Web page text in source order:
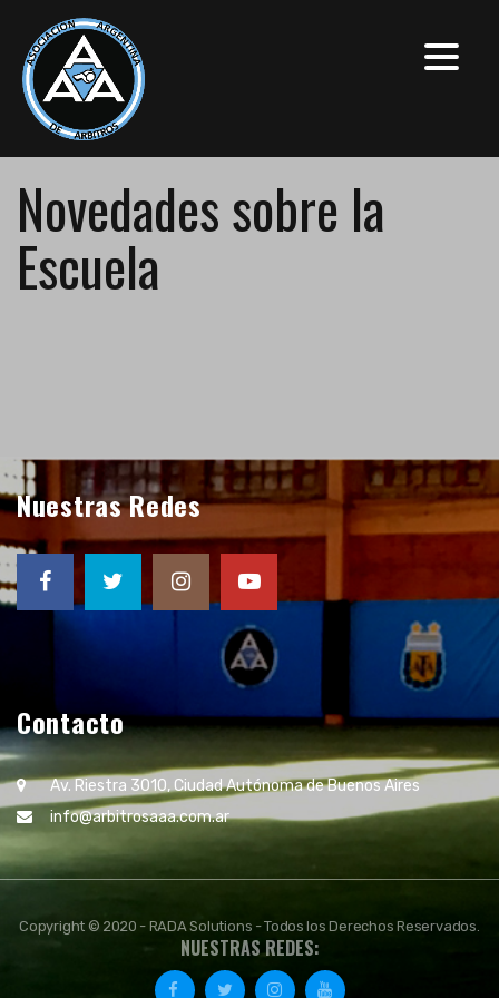
Novedades sobre la
Escuela
Nuestras Redes
Contacto
Av. Riestra 3010, Ciudad Autónoma de Buenos Aires
info@arbitrosaaa.com.ar
Copyright © 2020 - RADA Solutions - Todos los Derechos Reservados.
NUESTRAS REDES: